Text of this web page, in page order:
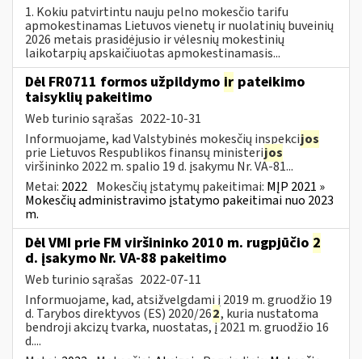
1. Kokiu patvirtintu nauju pelno mokesčio tarifu
apmokestinamas Lietuvos vienetų ir nuolatinių buveinių
2026 metais prasidėjusio ir vėlesnių mokestinių
laikotarpių apskaičiuotas apmokestinamasis...
Dėl FR0711 formos užpildymo ir pateikimo
taisyklių pakeitimo
Web turinio sąrašas 2022-10-31
Informuojame, kad Valstybinės mokesčių inspekcijos
prie Lietuvos Respublikos finansų ministerijos
viršininko 2022 m. spalio 19 d. įsakymu Nr. VA-81...
Metai: 2022 Mokesčių įstatymų pakeitimai: MĮP 2021 »
Mokesčių administravimo įstatymo pakeitimai nuo 2023
m.
Dėl VMI prie FM viršininko 2010 m. rugpjūčio 2
d. įsakymo Nr. VA-88 pakeitimo
Web turinio sąrašas 2022-07-11
Informuojame, kad, atsižvelgdami į 2019 m. gruodžio 19
d. Tarybos direktyvos (ES) 2020/262, kuria nustatoma
bendroji akcizų tvarka, nuostatas, į 2021 m. gruodžio 16
d....